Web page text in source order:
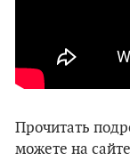
Прочитать
можете на